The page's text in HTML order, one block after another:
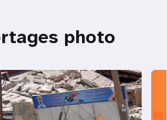
photo